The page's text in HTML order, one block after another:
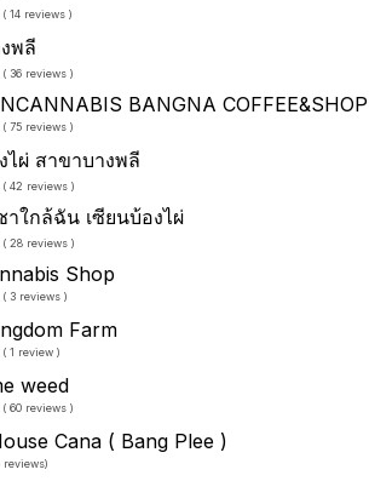
( 14 reviews )
พลี
( 36 reviews )
BANGNA COFFEE&SHOP
( 75 reviews )
ไผ่ สาขาบางพลี
( 42 reviews )
ใกล้ฉัน เซียนบ้องไผ่
( 28 reviews )
Shop
( 3 reviews )
Farm
( 1 review )
weed
( 60 reviews )
Cana ( Bang Plee )
reviews)